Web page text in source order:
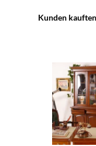
Kunden